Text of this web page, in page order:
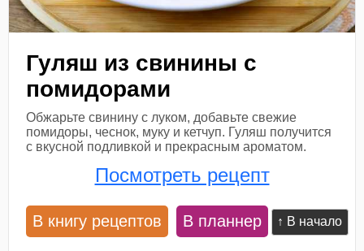
↑ В начало
Гуляш из свинины с
помидорами
Обжарьте свинину с луком, добавьте свежие
помидоры, чеснок, муку и кетчуп. Гуляш получится
с вкусной подливкой и прекрасным ароматом.
Посмотреть рецепт
В книгу рецептов В планнер